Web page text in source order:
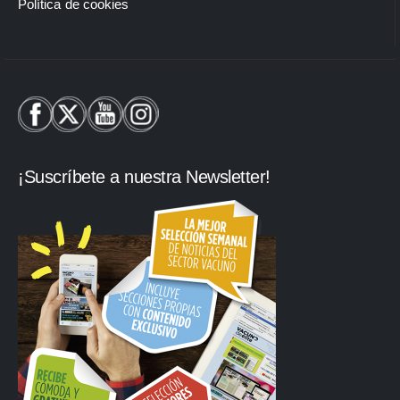
Política de cookies
¡Suscríbete a nuestra Newsletter!